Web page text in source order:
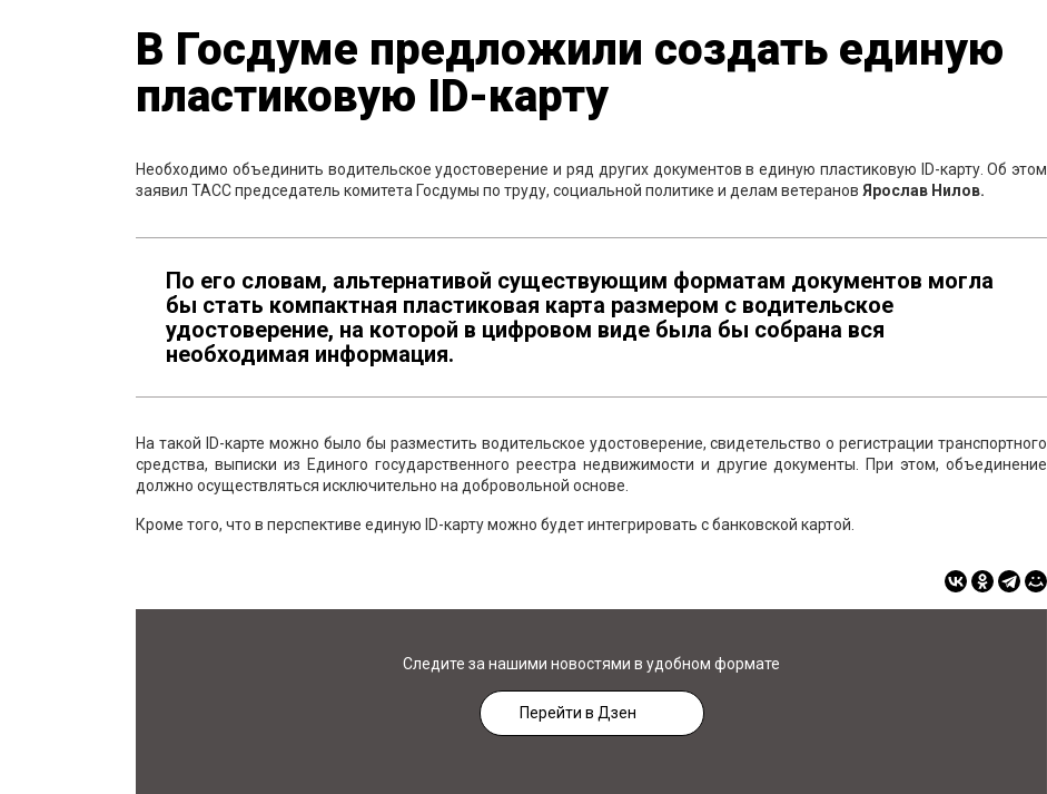
В Госдуме предложили создать единую
пластиковую ID-карту
Необходимо объединить водительское удостоверение и ряд других документов в единую пластиковую ID-карту. Об этом
заявил ТАСС председатель комитета Госдумы по труду, социальной политике и делам ветеранов Ярослав Нилов.
По его словам, альтернативой существующим форматам документов могла
бы стать компактная пластиковая карта размером с водительское
удостоверение, на которой в цифровом виде была бы собрана вся
необходимая информация.
На такой ID-карте можно было бы разместить водительское удостоверение, свидетельство о регистрации транспортного
средства, выписки из Единого государственного реестра недвижимости и другие документы. При этом, объединение
должно осуществляться исключительно на добровольной основе.
Кроме того, что в перспективе единую ID-карту можно будет интегрировать с банковской картой.
Следите за нашими новостями в удобном формате
Перейти в Дзен